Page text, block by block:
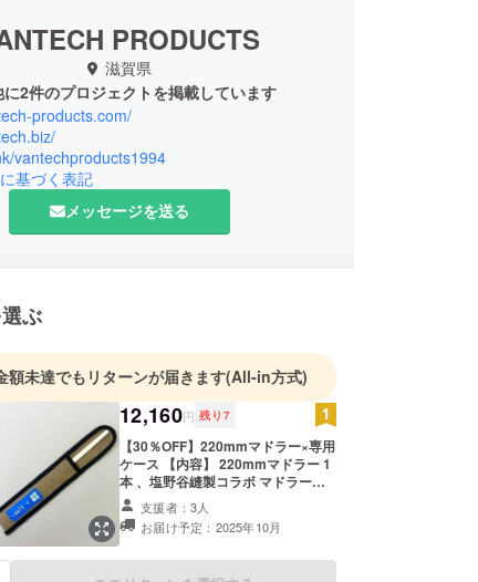
PRODUCTS
滋賀県
に2件のプロジェクトを掲載しています
products.com/
vantechproducts1994
基づく表記
メッセージを送る
ぶ
額未達でもリターンが届きます(All-in方式)
12,160円 残り 7
【30％OFF】220mmマドラー×専用
ケース 【内容】 220mmマドラー 1
本 、塩野谷縫製コラボ マドラー専
用ケース 1個 【仕上げ】 ミラー仕上
げ、ブラスト仕上げのどちらかをお
選びください。 【マドラー専用ケー
支援者：3人
お届け予定：2025年10月